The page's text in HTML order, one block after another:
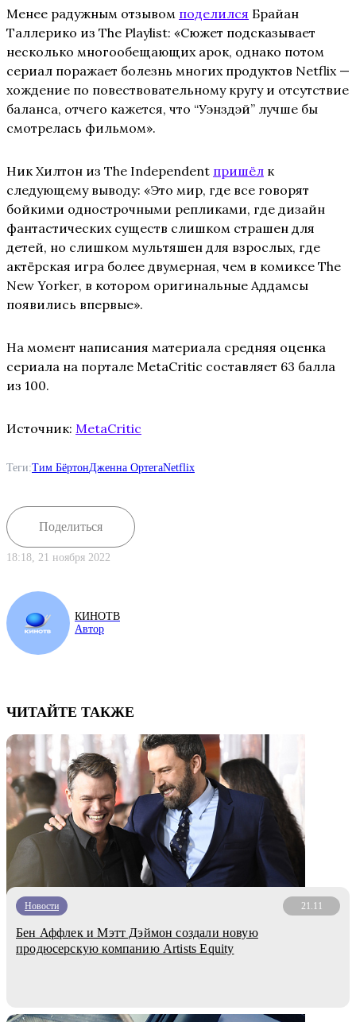
Менее радужным отзывом поделился Брайан
Таллерико из The Playlist: «Сюжет подсказывает
несколько многообещающих арок, однако потом
сериал поражает болезнь многих продуктов Netflix —
хождение по повествовательному кругу и отсутствие
баланса, отчего кажется, что “Уэнздэй” лучше бы
смотрелась фильмом».
Ник Хилтон из The Independent пришёл к
следующему выводу: «Это мир, где все говорят
бойкими однострочными репликами, где дизайн
фантастических существ слишком страшен для
детей, но слишком мультяшен для взрослых, где
актёрская игра более двумерная, чем в комиксе The
New Yorker, в котором оригинальные Аддамсы
появились впервые».
На момент написания материала средняя оценка
сериала на портале MetaCritic составляет 63 балла
из 100.
Источник: MetaCritic
Теги:Тим БёртонДженна ОртегаNetflix
Поделиться
18:18, 21 ноября 2022
КИНОТВ
Автор
ЧИТАЙТЕ ТАКЖЕ
Новости 21.11
Бен Аффлек и Мэтт Дэймон создали новую
продюсерскую компанию Artists Equity